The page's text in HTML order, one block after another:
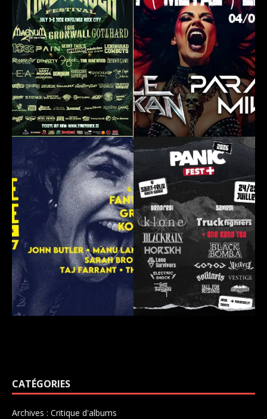
CATÉGORIES
Archives : Critique d'albums